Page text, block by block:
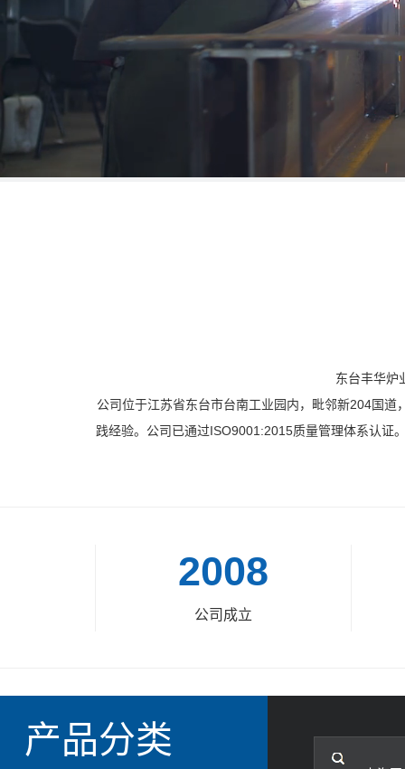
东台丰华炉
公司位于江苏省东台市台南工业园内，毗邻新204国
践经验。公司已通过ISO9001:2015质量管理体系认证
2008
公司成立
产品分类